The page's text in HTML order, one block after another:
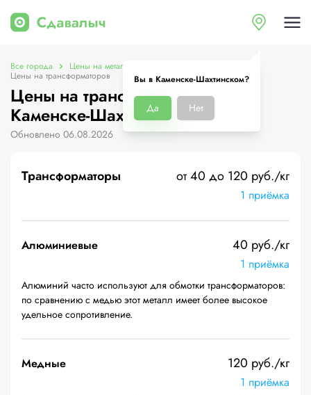
Вы в Каменске-Шахтинском?
Да Нет
Все города Цены на металлолом в Каменске-Шахтинском
Цены на трансформаторов
Цены на трансформаторов в
Каменске-Шахтинском
Обновлено 06.08.2026
Трансформаторы от 40 до 120 руб./кг
1 приёмка
Алюминиевые 40 руб./кг
1 приёмка
Алюминий часто используют для обмотки трансформаторов:
по сравнению с медью этот металл имеет более высокое
удельное сопротивление.
Медные 120 руб./кг
1 приёмка